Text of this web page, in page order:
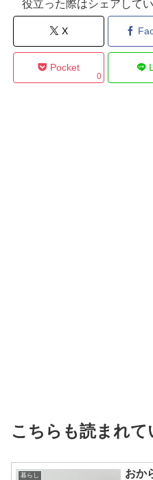
役立った際はシェアして
X
Pocket
0
こちらも読まれて
暮らし
おか